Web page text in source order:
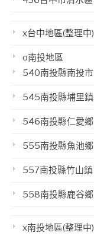
x台中地區(整理中)
o南投地區
540南投縣南投市
545南投縣埔里鎮
546南投縣仁愛鄉
555南投縣魚池鄉
557南投縣竹山鎮
558南投縣鹿谷鄉
x南投地區(整理中)